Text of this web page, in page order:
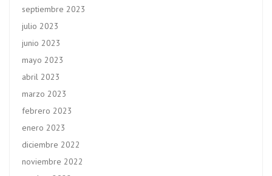
septiembre 2023
julio 2023
junio 2023
mayo 2023
abril 2023
marzo 2023
febrero 2023
enero 2023
diciembre 2022
noviembre 2022